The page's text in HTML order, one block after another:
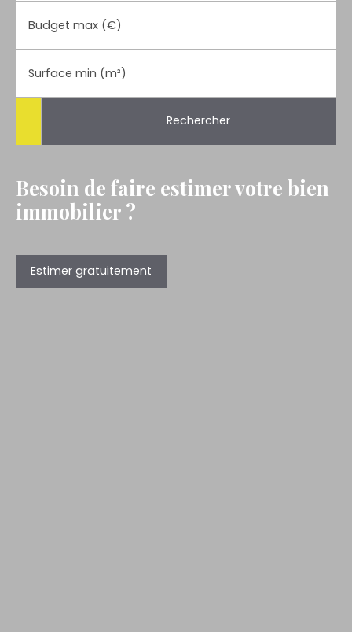
Budget max (€)
Surface min (m²)
Rechercher
Besoin de faire estimer votre bien
immobilier ?
Estimer gratuitement